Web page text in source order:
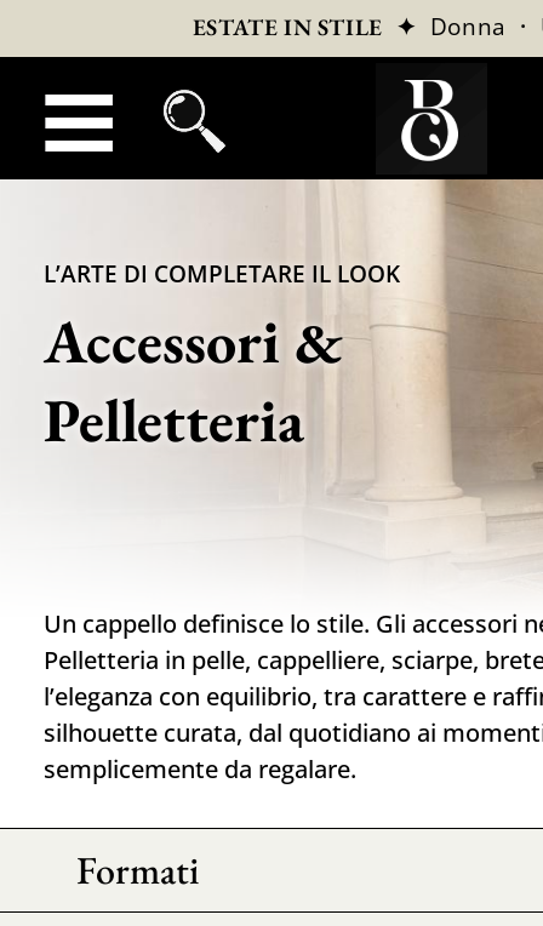
ESTATE IN STILE ✦ Donna ·
L’ARTE DI COMPLETARE IL LOOK
Accessori &
Pelletteria
Un cappello definisce lo stile. Gli accessori
Pelletteria in pelle, cappelliere, sciarpe,
l’eleganza con equilibrio, tra carattere e
silhouette curata, dal quotidiano ai
semplicemente da regalare.
Formati